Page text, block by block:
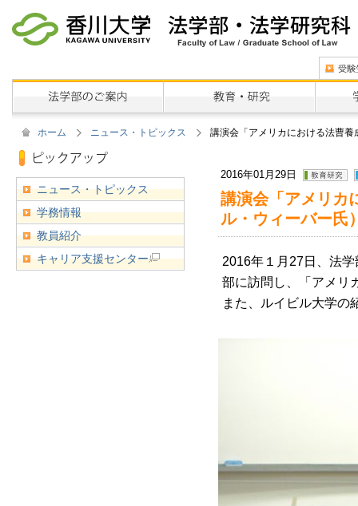
ホーム ニュース・トピックス 講演会「アメリカにおける法曹
2016年01月29日
講演会「アメリカ
ル・ウィーバー氏
2016年１月27日、法
部に訪問し、「アメリ
また、ルイビル大学の
ニュース・トピックス
学務情報
教員紹介
キャリア支援センター